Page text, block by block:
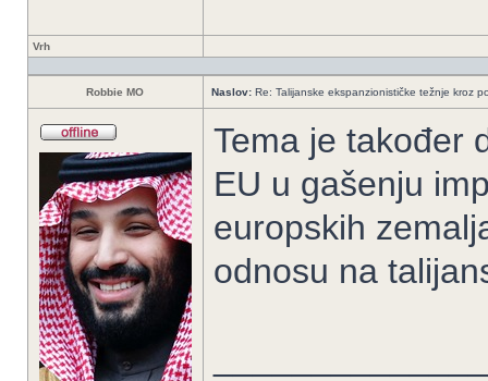
Vrh
Robbie MO Naslov: Re: Talijanske ekspanzionističke težnje kroz
Tema je također
EU u gašenju
europskih
odnosu na